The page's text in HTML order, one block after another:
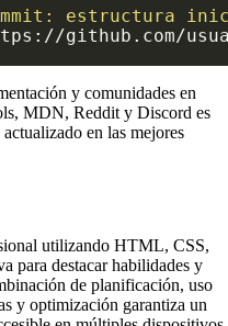
estructura
y comunidades en
MDN, Reddit y Discord es
en las mejores
utilizando HTML, CSS,
para destacar habilidades y
de planificación, uso
y optimización garantiza un